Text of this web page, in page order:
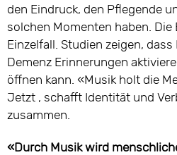
den Eindruck, den Pflegende
solchen Momenten haben.
Einzelfall. Studien zeigen,
Demenz Erinnerungen
öffnen kann. «Musik holt die
Jetzt , schafft Identität und
zusammen.
«Durch Musik wird